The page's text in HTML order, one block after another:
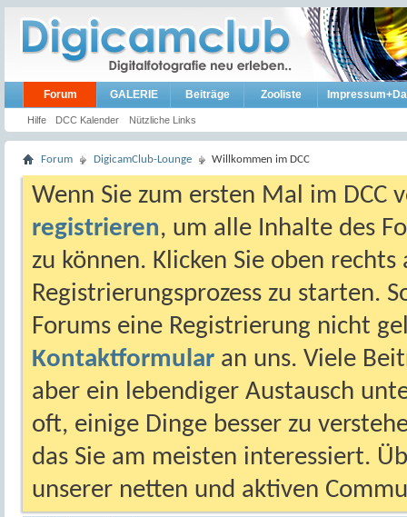
Forum
Hilfe DCC Kalender Nützliche Links
GALERIE Beiträge Zooliste
Forum DigicamClub-Lounge Willkommen im DCC
Wenn Sie zum ersten Mal im DCC
registrieren, um alle Inhalte des
zu können. Klicken Sie oben
Registrierungsprozess zu starten.
Forums eine Registrierung nicht
Kontaktformular an uns. Viele
aber ein lebendiger Austausch
oft, einige Dinge besser zu
das Sie am meisten interessiert.
unserer netten und aktiven